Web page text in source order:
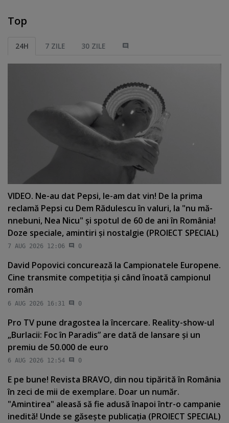
Top
24H 7 ZILE 30 ZILE
VIDEO. Ne-au dat Pepsi, le-am dat vin! De la prima
reclamă Pepsi cu Dem Rădulescu în valuri, la "nu mă-
nnebuni, Nea Nicu" şi spotul de 60 de ani în România!
Doze speciale, amintiri şi nostalgie (PROIECT SPECIAL)
7 AUG 2026 12:06 0
David Popovici concurează la Campionatele Europene.
Cine transmite competiţia şi când înoată campionul
român
6 AUG 2026 16:31 0
Pro TV pune dragostea la încercare. Reality-show-ul
„Burlacii: Foc în Paradis” are dată de lansare şi un
premiu de 50.000 de euro
6 AUG 2026 12:54 0
E pe bune! Revista BRAVO, din nou tipărită în România
în zeci de mii de exemplare. Doar un număr.
"Amintirea" aleasă să fie adusă înapoi într-o campanie
inedită! Unde se găseşte publicaţia (PROIECT SPECIAL)